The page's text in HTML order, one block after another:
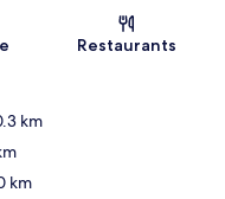
Restaurants
km
km